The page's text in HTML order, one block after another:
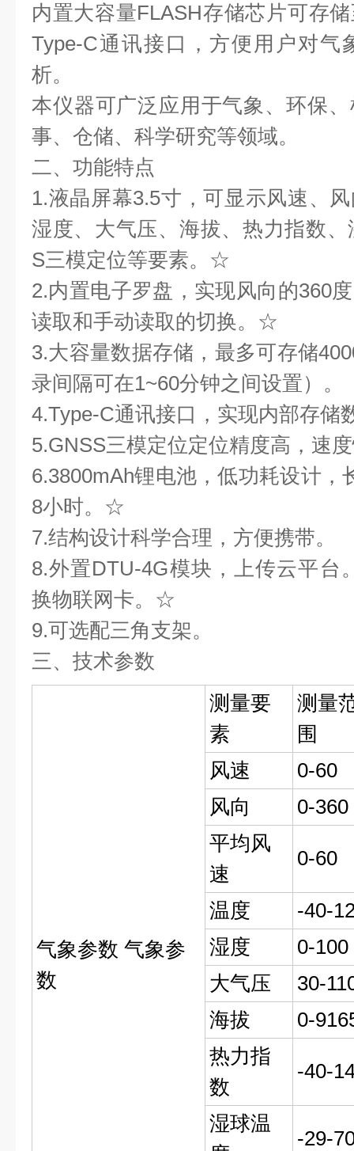
内置大容量FLASH存储芯片可存
Type-C通讯接口，方便用户对气
析。
本仪器可广泛应用于气象、环保
事、仓储、科学研究等领域。
二、功能特点
1.液晶屏幕3.5寸，可显示风速、
湿度、大气压、海拔、热力指数
S三模定位等要素。☆
2.内置电子罗盘，实现风向的360
读取和手动读取的切换。☆
3.大容量数据存储，最多可存储
录间隔可在1~60分钟之间设置）。
4.Type-C通讯接口，实现内部存
5.GNSS三模定位定位精度高，速
6.3800mAh锂电池，低功耗设计，
8小时。☆
7.结构设计科学合理，方便携带。
8.外置DTU-4G模块，上传云平台
换物联网卡。☆
9.可选配三角支架。
三、技术参数
气象参数 气象参
数
测量要
素
测量
围
风速
0-60
风向
0-360
平均风
速
0-60
温度
-40-
湿度
0-100
大气压
30-
海拔
0-
热力指
数
-40-
湿球温
-29-